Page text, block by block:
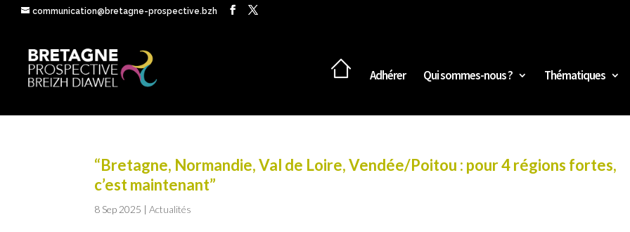
communication@bretagne-prospective.bzh
Adhérer Qui sommes-nous ? Thématiques
“Bretagne, Normandie, Val de Loire, Vendée/Poitou : pour 4 régions fortes,
c’est maintenant”
8 Sep 2025 |Actualités